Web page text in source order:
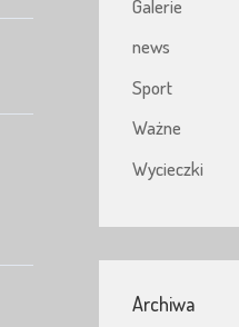
Galerie
news
Sport
Ważne
Wycieczki
Archiwa